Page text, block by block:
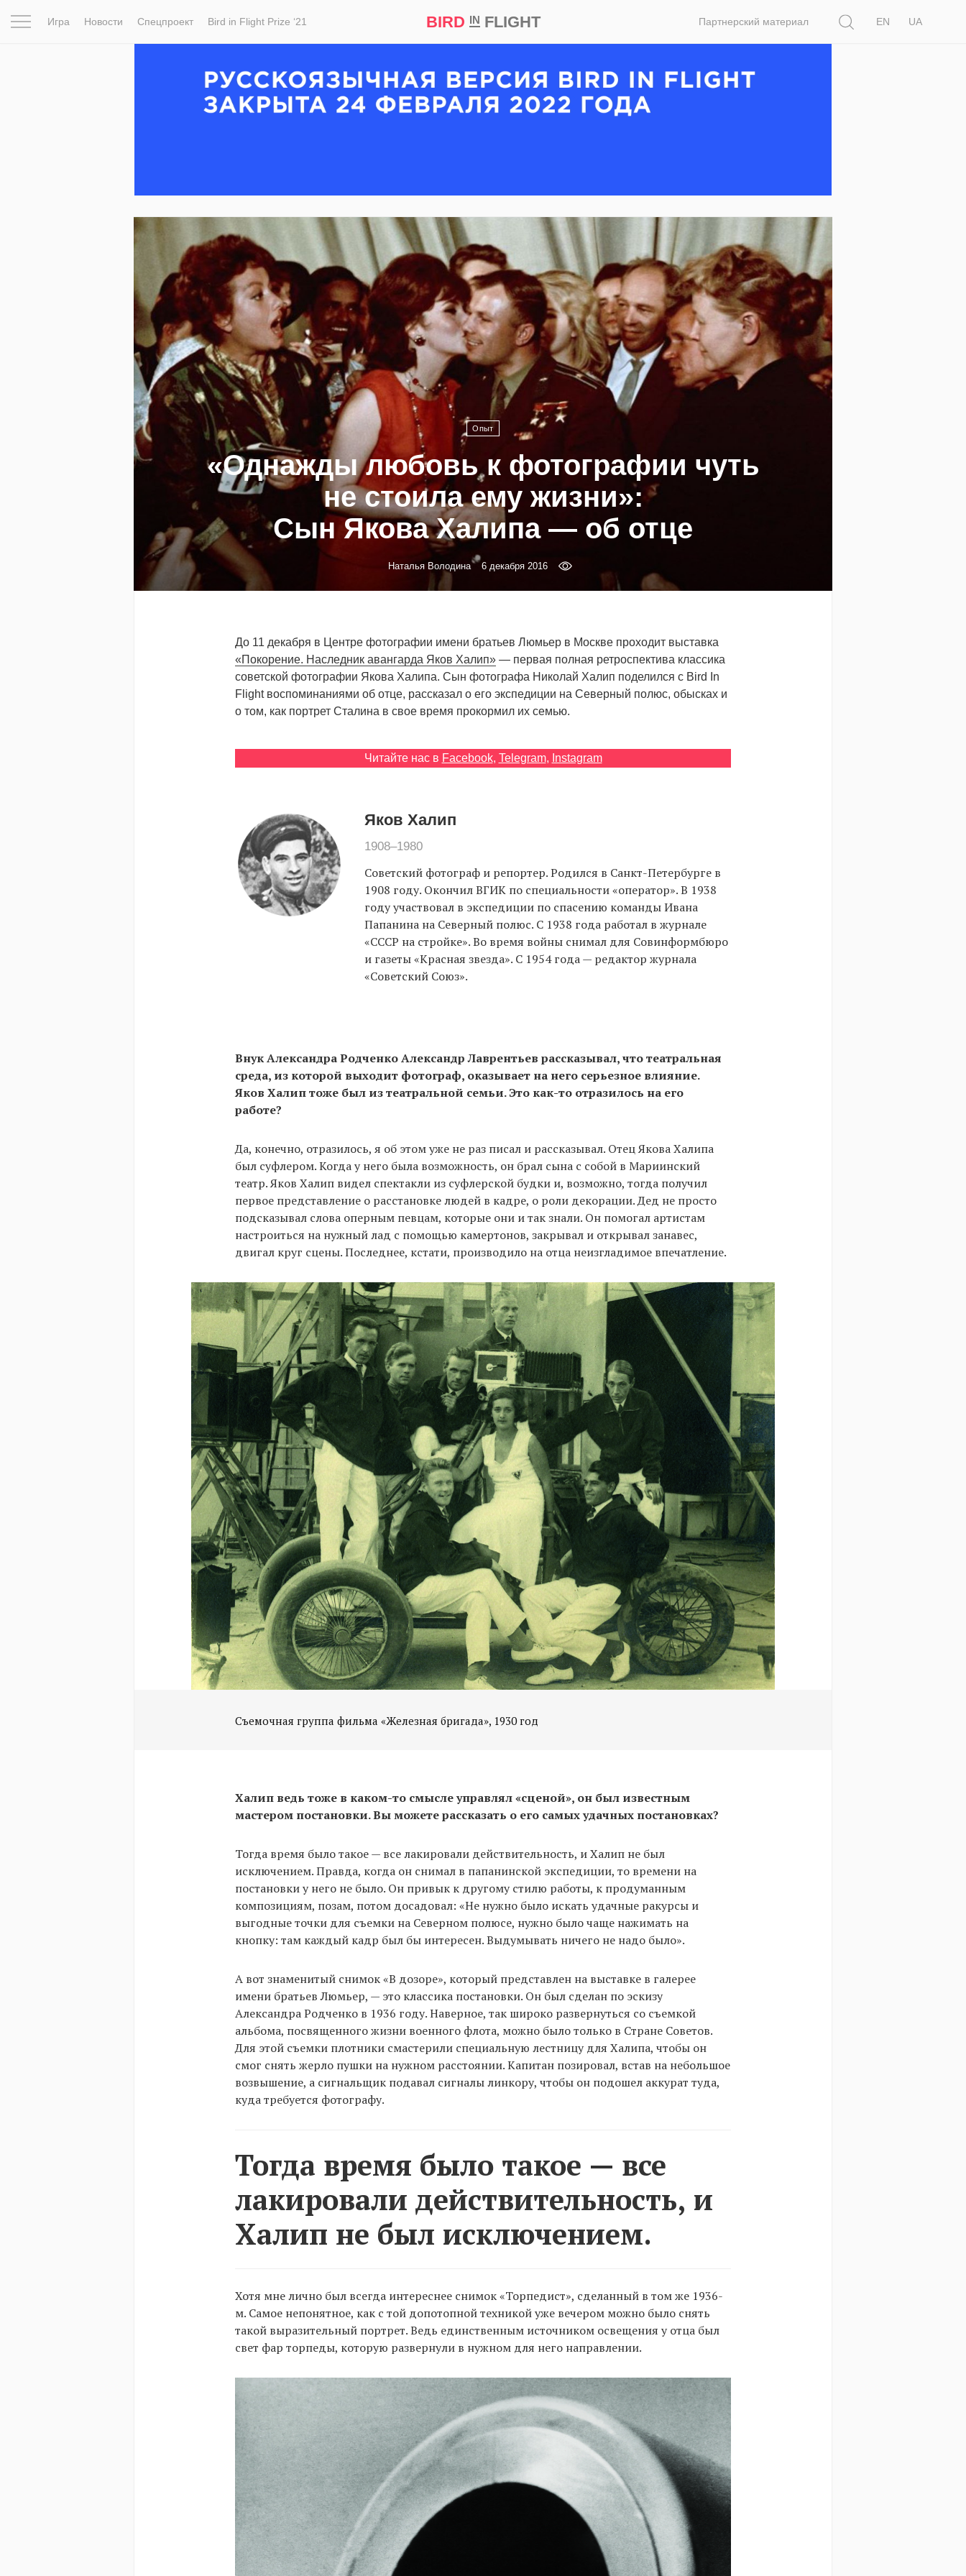
Игра Новости Спецпроект Bird in Flight Prize ‘21 BIRD INFLIGHT Партнерский материал
EN
UA
Опыт
«Однажды любовь к фотографии чуть
не стоила ему жизни»:
Сын Якова Халипа — об отце
Наталья Володина 6 декабря 2016
До 11 декабря в Центре фотографии имени братьев Люмьер в Москве проходит выставка
«Покорение. Наследник авангарда Яков Халип» — первая полная ретроспектива классика
советской фотографии Якова Халипа. Сын фотографа Николай Халип поделился с Bird In
Flight воспоминаниями об отце, рассказал о его экспедиции на Северный полюс, обысках и
о том, как портрет Сталина в свое время прокормил их семью.
Читайте нас в Facebook, Telegram, Instagram
Яков Халип
1908–1980
Советский фотограф и репортер. Родился в Санкт-Петербурге в
1908 году. Окончил ВГИК по специальности «оператор». В 1938
году участвовал в экспедиции по спасению команды Ивана
Папанина на Северный полюс. С 1938 года работал в журнале
«СССР на стройке». Во время войны снимал для Совинформбюро
и газеты «Красная звезда». С 1954 года — редактор журнала
«Советский Союз».
Внук Александра Родченко Александр Лаврентьев рассказывал, что театральная
среда, из которой выходит фотограф, оказывает на него серьезное влияние.
Яков Халип тоже был из театральной семьи. Это как-то отразилось на его
работе?
Да, конечно, отразилось, я об этом уже не раз писал и рассказывал. Отец Якова Халипа
был суфлером. Когда у него была возможность, он брал сына с собой в Мариинский
театр. Яков Халип видел спектакли из суфлерской будки и, возможно, тогда получил
первое представление о расстановке людей в кадре, о роли декорации. Дед не просто
подсказывал слова оперным певцам, которые они и так знали. Он помогал артистам
настроиться на нужный лад с помощью камертонов, закрывал и открывал занавес,
двигал круг сцены. Последнее, кстати, производило на отца неизгладимое впечатление.
Съемочная группа фильма «Железная бригада», 1930 год
Халип ведь тоже в каком-то смысле управлял «сценой», он был известным
мастером постановки. Вы можете рассказать о его самых удачных постановках?
Тогда время было такое — все лакировали действительность, и Халип не был
исключением. Правда, когда он снимал в папанинской экспедиции, то времени на
постановки у него не было. Он привык к другому стилю работы, к продуманным
композициям, позам, потом досадовал: «Не нужно было искать удачные ракурсы и
выгодные точки для съемки на Северном полюсе, нужно было чаще нажимать на
кнопку: там каждый кадр был бы интересен. Выдумывать ничего не надо было».
А вот знаменитый снимок «В дозоре», который представлен на выставке в галерее
имени братьев Люмьер, — это классика постановки. Он был сделан по эскизу
Александра Родченко в 1936 году. Наверное, так широко развернуться со съемкой
альбома, посвященного жизни военного флота, можно было только в Стране Советов.
Для этой съемки плотники смастерили специальную лестницу для Халипа, чтобы он
смог снять жерло пушки на нужном расстоянии. Капитан позировал, встав на небольшое
возвышение, а сигнальщик подавал сигналы линкору, чтобы он подошел аккурат туда,
куда требуется фотографу.
Тогда время было такое — все
лакировали действительность, и
Халип не был исключением.
Хотя мне лично был всегда интереснее снимок «Торпедист», сделанный в том же 1936-
м. Самое непонятное, как с той допотопной техникой уже вечером можно было снять
такой выразительный портрет. Ведь единственным источником освещения у отца был
свет фар торпеды, которую развернули в нужном для него направлении.